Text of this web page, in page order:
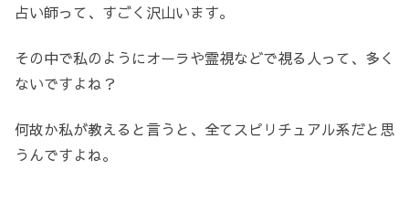
占い師って、すごく沢山います。
その中で私のようにオーラや霊視などで視る人って、多く
ないですよね？
何故か私が教えると言うと、全てスピリチュアル系だと思
うんですよね。